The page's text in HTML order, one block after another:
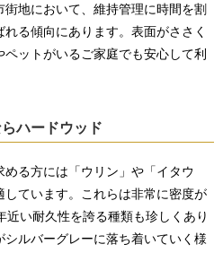
地において、維持管理に時間を割
る傾向にあります。表面がささく
ットがいるご家庭でも安心して利
ハードウッド
る方には「ウリン」や「イタウ
ています。これらは非常に密度が
い耐久性を誇る種類も珍しくあり
シルバーグレーに落ち着いていく様